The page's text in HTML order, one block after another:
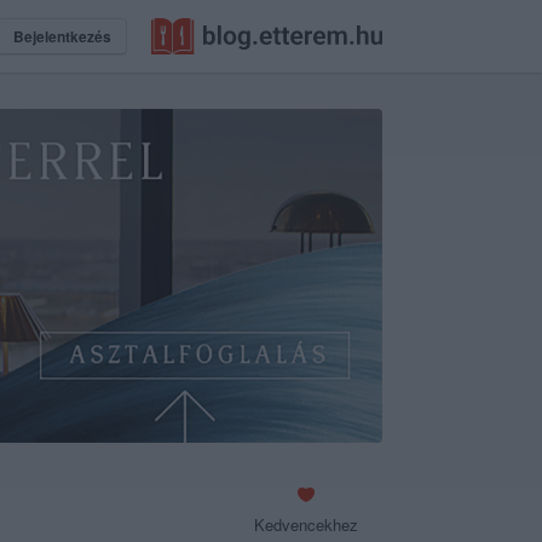
Bejelentkezés
Kedvencekhez